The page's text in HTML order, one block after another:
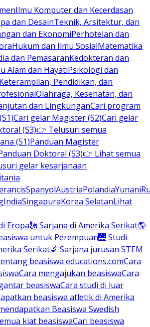
Ilmu Komputer dan Kecerdasan
dan DesainTeknik, Arsitektur, dan
dan EkonomiPerhotelan dan
Hukum dan Ilmu SosialMatematika
dan PemasaranKedokteran dan
Alam dan HayatiPsikologi dan
Keterampilan, Pendidikan, dan
Olahraga, Kesehatan, dan
dan LingkunganCari program
Cari gelar Magister (S2)Cari gelar
(S3)👉 Telusuri semua
(S1)Panduan Magister
Doktoral (S3)👉 Lihat semua
gelar kesarjanaan
SpanyolAustriaPolandiaYunani
IndiaSingapuraKorea SelatanLihat
Eropa🗽 Sarjana di Amerika Serikat🌎
untuk Perempuan🌉 Studi
Serikat🔬 Sarjana jurusan STEM
beasiswa educations.comCara
Cara mengajukan beasiswaCara
beasiswaCara studi di luar
beasiswa atletik di Amerika
Beasiswa Swedish
kiat beasiswaCari beasiswa